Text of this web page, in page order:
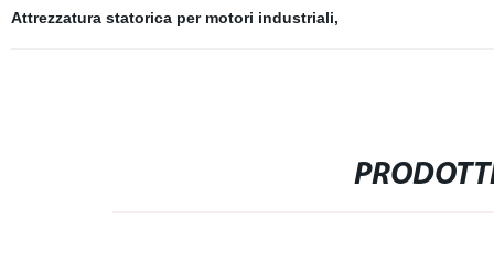
Attrezzatura statorica per motori industriali,